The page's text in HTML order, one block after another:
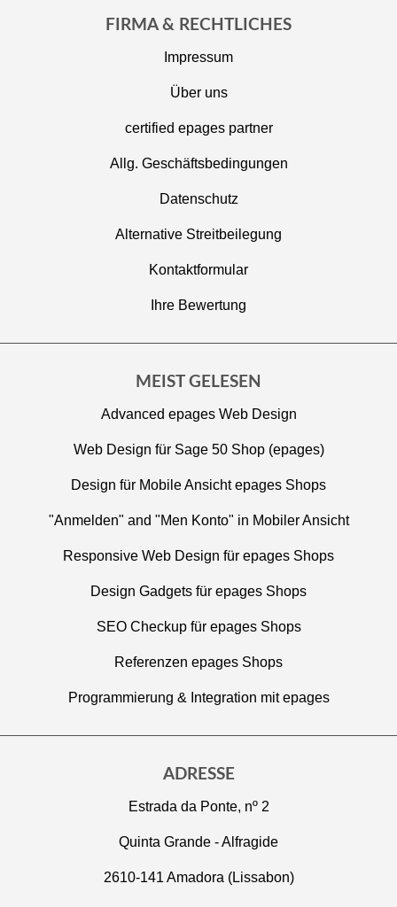
FIRMA & RECHTLICHES
Impressum
Über uns
certified epages partner
Allg. Geschäftsbedingungen
Datenschutz
Alternative Streitbeilegung
Kontaktformular
Ihre Bewertung
MEIST GELESEN
Advanced epages Web Design
Web Design für Sage 50 Shop (epages)
Design für Mobile Ansicht epages Shops
"Anmelden" and "Men Konto" in Mobiler Ansicht
Responsive Web Design für epages Shops
Design Gadgets für epages Shops
SEO Checkup für epages Shops
Referenzen epages Shops
Programmierung & Integration mit epages
ADRESSE
Estrada da Ponte, nº 2
Quinta Grande - Alfragide
2610-141 Amadora (Lissabon)